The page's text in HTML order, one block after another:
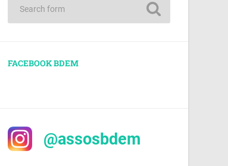
FACEBOOK BDEM
@assosbdem